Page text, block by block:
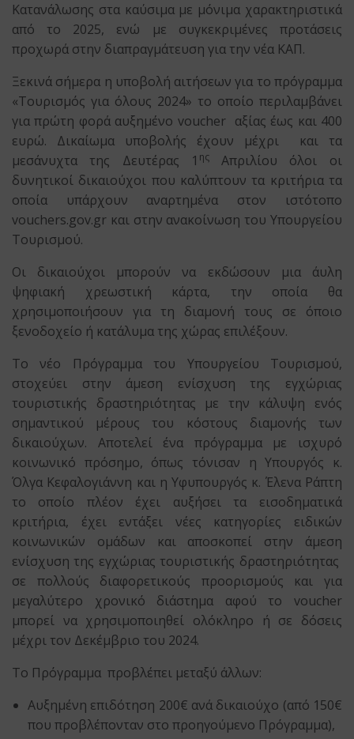
Κατανάλωσης στα καύσιμα με μόνιμα χαρακτηριστικά
από το 2025, ενώ με συγκεκριμένες προτάσεις
προχωρά στην διαπραγμάτευση για την νέα ΚΑΠ.
Ξεκινά σήμερα η υποβολή αιτήσεων για το πρόγραμμα
«Τουρισμός για όλους 2024» το οποίο περιλαμβάνει
για πρώτη φορά αυξημένο voucher αξίας έως και 400
ευρώ. Δικαίωμα υποβολής έχουν μέχρι και τα
μεσάνυχτα της Δευτέρας 1 ηςΑπριλίου όλοι οι
δυνητικοί δικαιούχοι που καλύπτουν τα κριτήρια τα
οποία υπάρχουν αναρτημένα στον ιστότοπο
vouchers.gov.gr και στην ανακοίνωση του Υπουργείου
Τουρισμού.
Οι δικαιούχοι μπορούν να εκδώσουν μια άυλη
ψηφιακή χρεωστική κάρτα, την οποία θα
χρησιμοποιήσουν για τη διαμονή τους σε όποιο
ξενοδοχείο ή κατάλυμα της χώρας επιλέξουν.
Το νέο Πρόγραμμα του Υπουργείου Τουρισμού,
στοχεύει στην άμεση ενίσχυση της εγχώριας
τουριστικής δραστηριότητας με την κάλυψη ενός
σημαντικού μέρους του κόστους διαμονής των
δικαιούχων. Αποτελεί ένα πρόγραμμα με ισχυρό
κοινωνικό πρόσημο, όπως τόνισαν η Υπουργός κ.
Όλγα Κεφαλογιάννη και η Υφυπουργός κ. Έλενα Ράπτη
το οποίο πλέον έχει αυξήσει τα εισοδηματικά
κριτήρια, έχει εντάξει νέες κατηγορίες ειδικών
κοινωνικών ομάδων και αποσκοπεί στην άμεση
ενίσχυση της εγχώριας τουριστικής δραστηριότητας
σε πολλούς διαφορετικούς προορισμούς και για
μεγαλύτερο χρονικό διάστημα αφού το voucher
μπορεί να χρησιμοποιηθεί ολόκληρο ή σε δόσεις
μέχρι τον Δεκέμβριο του 2024.
Το Πρόγραμμα προβλέπει μεταξύ άλλων:
Αυξημένη επιδότηση 200€ ανά δικαιούχο (από 150€
που προβλέπονταν στο προηγούμενο Πρόγραμμα),